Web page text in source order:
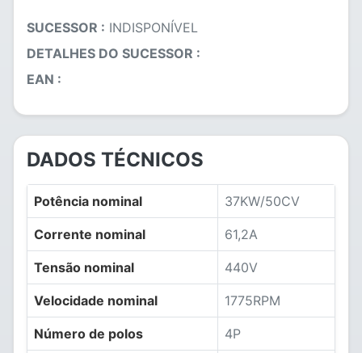
SUCESSOR : INDISPONÍVEL
DETALHES DO SUCESSOR :
EAN :
DADOS TÉCNICOS
Potência nominal 37KW/50CV
Corrente nominal 61,2A
Tensão nominal 440V
Velocidade nominal 1775RPM
Número de polos 4P